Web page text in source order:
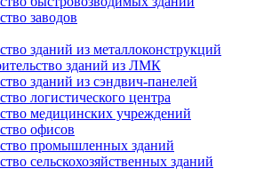
заводов
зданий из металлоконструкций
зданий из ЛМК
зданий из сэндвич-панелей
логистического центра
медицинских учреждений
офисов
промышленных зданий
сельскохозяйственных зданий